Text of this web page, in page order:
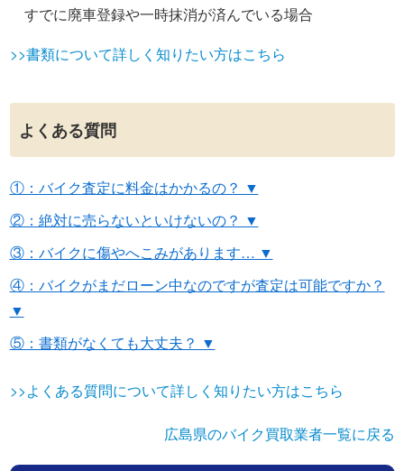
すでに廃車登録や一時抹消が済んでいる場合
>>書類について詳しく知りたい方はこちら
よくある質問
①：バイク査定に料金はかかるの？ ▼
②：絶対に売らないといけないの？ ▼
③：バイクに傷やへこみがあります… ▼
④：バイクがまだローン中なのですが査定は可能ですか？
▼
⑤：書類がなくても大丈夫？ ▼
>>よくある質問について詳しく知りたい方はこちら
広島県のバイク買取業者一覧に戻る